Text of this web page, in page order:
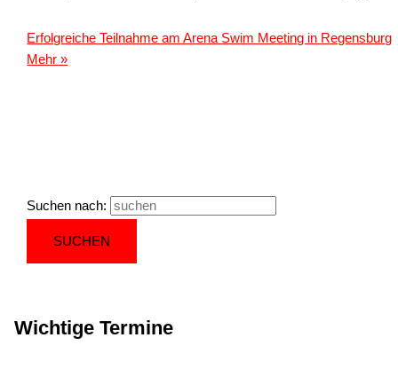
Erfolgreiche Teilnahme am Arena Swim Meeting in Regensburg
Mehr »
Suchen nach:
Wichtige Termine